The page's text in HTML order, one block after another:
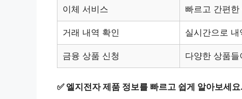
이체 서비스 빠르고 간편한
거래 내역 확인 실시간으로 내
금융 상품 신청 다양한 상품
✅ 엘지전자 제품 정보를 빠르고 쉽게 알아보세요.